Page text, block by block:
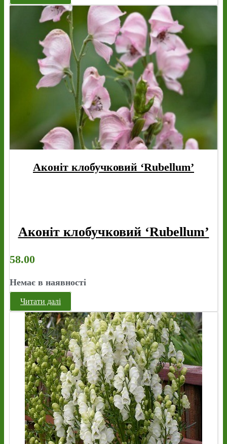
Аконіт клобучковий ‘Rubellum’
Аконіт клобучковий ‘Rubellum’
58.00
Немає в наявності
Читати далі